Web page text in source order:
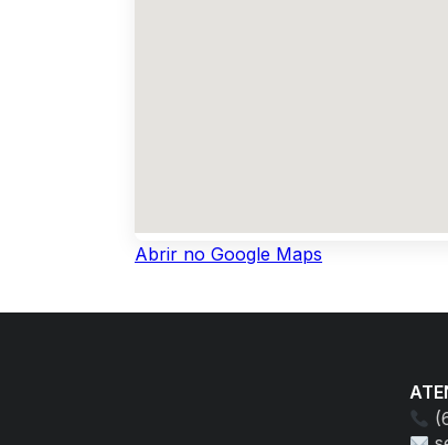
Abrir no Google Maps